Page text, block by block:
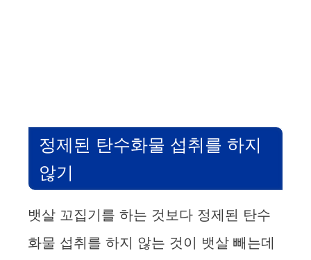
정제된 탄수화물 섭취를 하지
않기
뱃살 꼬집기를 하는 것보다 정제된 탄수
화물 섭취를 하지 않는 것이 뱃살 빼는데